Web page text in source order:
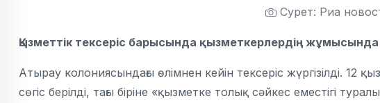
Сурет: Риа
Қызметтік тексеріс барысында қызметкерлердің
Атырау колониясындағы өлімнен кейін тексеріс жүргізілді. 12
сөгіс берілді, тағы біріне «қызметке толық сәйкес еместігі